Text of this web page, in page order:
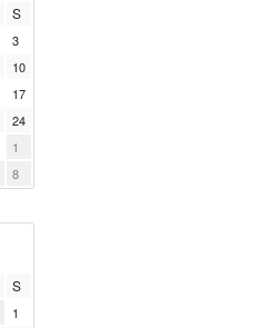
S
3
10
17
24
1
8
S
1